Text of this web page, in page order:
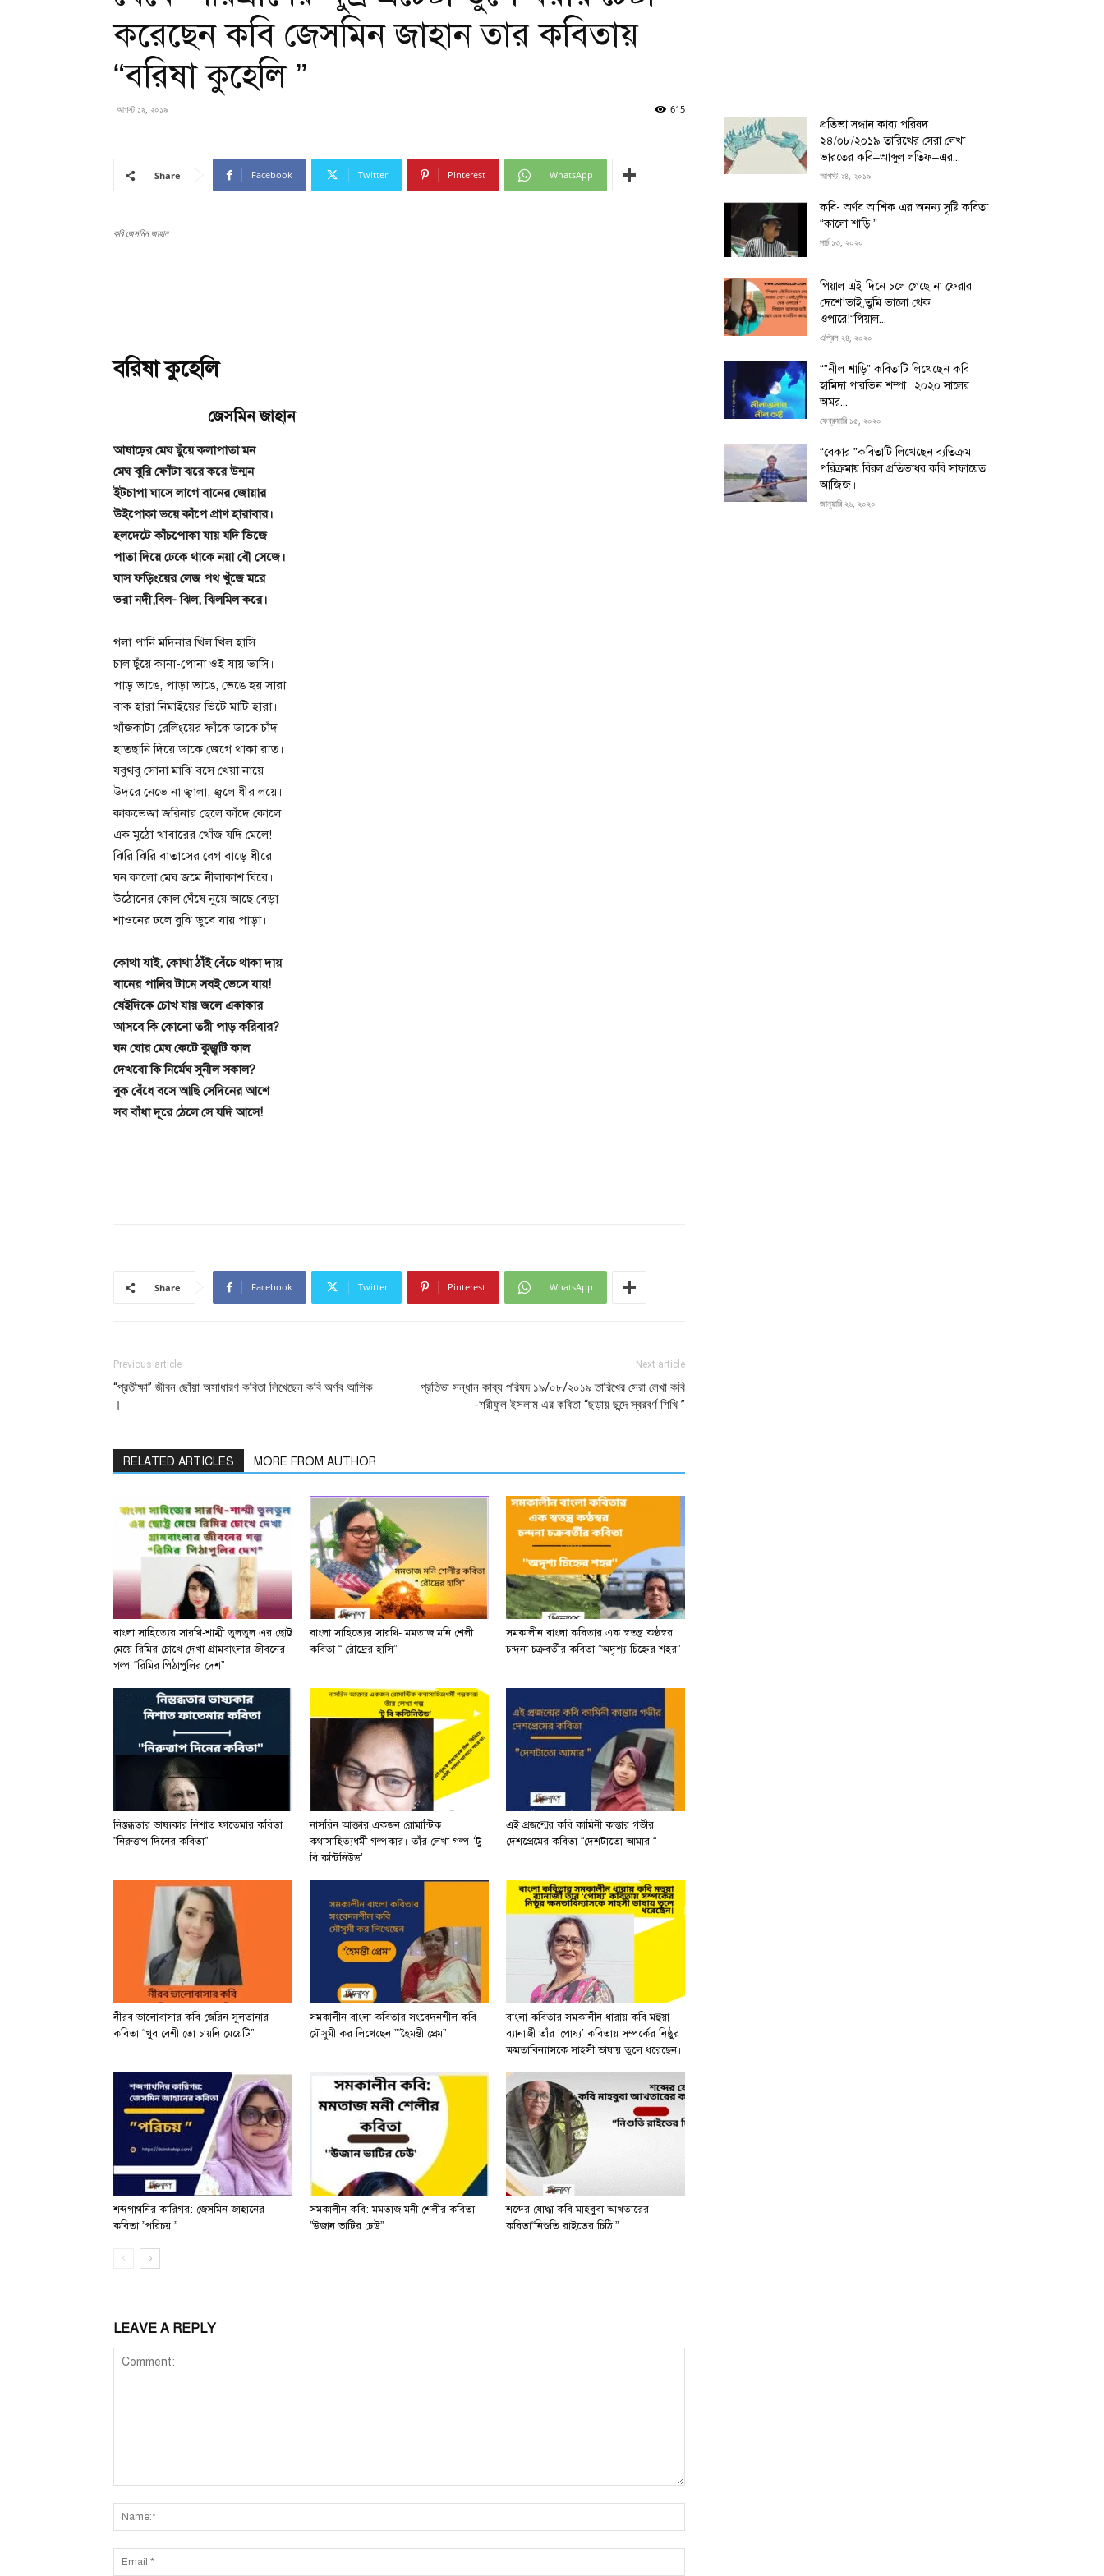
করেছেন কবি জেসমিন জাহান তার কবিতায়
“বরিষা কুহেলি ”
আগস্ট ১৯, ২০১৯ 615
Share Facebook Twitter Pinterest WhatsApp
কবি জেসমিন জাহান
বরিষা কুহেলি
জেসমিন জাহান
আষাঢ়ের মেঘ ছুঁয়ে কলাপাতা মন
মেঘ ঝুরি ফোঁটা ঝরে করে উন্মন
ইটচাপা ঘাসে লাগে বানের জোয়ার
উইপোকা ভয়ে কাঁপে প্রাণ হারাবার।
হলদেটে কাঁচপোকা যায় যদি ভিজে
পাতা দিয়ে ঢেকে থাকে নয়া বৌ সেজে।
ঘাস ফড়িংয়ের লেজ পথ খুঁজে মরে
ভরা নদী,বিল- ঝিল, ঝিলমিল করে।
গলা পানি মদিনার খিল খিল হাসি
চাল ছুঁয়ে কানা-পোনা ওই যায় ভাসি।
পাড় ভাঙে, পাড়া ভাঙে, ভেঙে হয় সারা
বাক হারা নিমাইয়ের ভিটে মাটি হারা।
খাঁজকাটা রেলিংয়ের ফাঁকে ডাকে চাঁদ
হাতছানি দিয়ে ডাকে জেগে থাকা রাত।
যবুথবু সোনা মাঝি বসে খেয়া নায়ে
উদরে নেভে না জ্বালা, জ্বলে ধীর লয়ে।
কাকভেজা জরিনার ছেলে কাঁদে কোলে
এক মুঠো খাবারের খোঁজ যদি মেলে!
ঝিরি ঝিরি বাতাসের বেগ বাড়ে ধীরে
ঘন কালো মেঘ জমে নীলাকাশ ঘিরে।
উঠোনের কোল ঘেঁষে নুয়ে আছে বেড়া
শাওনের ঢলে বুঝি ডুবে যায় পাড়া।
কোথা যাই, কোথা ঠাঁই বেঁচে থাকা দায়
বানের পানির টানে সবই ভেসে যায়!
যেইদিকে চোখ যায় জলে একাকার
আসবে কি কোনো তরী পাড় করিবার?
ঘন ঘোর মেঘ কেটে কুজ্ঝটি কাল
দেখবো কি নির্মেঘ সুনীল সকাল?
বুক বেঁধে বসে আছি সেদিনের আশে
সব বাঁধা দূরে ঠেলে সে যদি আসে!
Share Facebook Twitter Pinterest WhatsApp
Previous article
“প্রতীক্ষা” জীবন ছোঁয়া অসাধারণ কবিতা লিখেছেন কবি অর্ণব আশিক
।
Next article
প্রতিভা সন্ধান কাব্য পরিষদ ১৯/০৮/২০১৯ তারিখের সেরা লেখা কবি
-শরীফুল ইসলাম এর কবিতা “ছড়ায় ছন্দে স্বরবর্ণ শিখি ”
RELATED ARTICLES MORE FROM AUTHOR
বাংলা সাহিত্যের সারথি-শাম্মী তুলতুল এর ছোট্ট
মেয়ে রিমির চোখে দেখা গ্রামবাংলার জীবনের
গল্প “রিমির পিঠাপুলির দেশ”
বাংলা সাহিত্যের সারথি- মমতাজ মনি শেলী
কবিতা “ রৌদ্রের হাসি”
সমকালীন বাংলা কবিতার এক স্বতন্ত্র কণ্ঠস্বর
চন্দনা চক্রবর্তীর কবিতা ”অদৃশ্য চিহ্নের শহর”
নিস্তব্ধতার ভাষ্যকার নিশাত ফাতেমার কবিতা
”নিরুত্তাপ দিনের কবিতা”
নাসরিন আক্তার একজন রোমান্টিক
কথাসাহিত্যধর্মী গল্পকার। তাঁর লেখা গল্প ‘টু
বি কন্টিনিউড’
এই প্রজন্মের কবি কামিনী কান্তার গভীর
দেশপ্রেমের কবিতা “দেশটাতো আমার “
নীরব ভালোবাসার কবি জেরিন সুলতানার
কবিতা “খুব বেশী তো চায়নি মেয়েটি”
সমকালীন বাংলা কবিতার সংবেদনশীল কবি
মৌসুমী কর লিখেছেন ”“হৈমন্তী প্রেম”
বাংলা কবিতার সমকালীন ধারায় কবি মহুয়া
ব্যানার্জী তাঁর ‘পোষ্য’ কবিতায় সম্পর্কের নিষ্ঠুর
ক্ষমতাবিন্যাসকে সাহসী ভাষায় তুলে ধরেছেন।
শব্দগাথনির কারিগর: জেসমিন জাহানের
কবিতা ”পরিচয় ”
সমকালীন কবি: মমতাজ মনী শেলীর কবিতা
”উজান ভাটির ঢেউ”
শব্দের যোদ্ধা-কবি মাহবুবা আখতারের
কবিতা“নিশুতি রাইতের চিঠি’”
LEAVE A REPLY
প্রতিভা সন্ধান কাব্য পরিষদ
২৪/০৮/২০১৯ তারিখের সেরা লেখা
ভারতের কবি–আব্দুল লতিফ–এর...
আগস্ট ২৪, ২০১৯
কবি- অর্ণব আশিক এর অনন্য সৃষ্টি কবিতা
“কালো শাড়ি ”
মার্চ ১৩, ২০২০
পিয়াল এই দিনে চলে গেছে না ফেরার
দেশে!ভাই,তুমি ভালো থেক
ওপারে!“পিয়াল...
এপ্রিল ২৪, ২০২০
“”নীল শাড়ি” কবিতাটি লিখেছেন কবি
হামিদা পারভিন শম্পা ।২০২০ সালের
অমর...
ফেব্রুয়ারি ১৫, ২০২০
“বেকার ”কবিতাটি লিখেছেন ব্যতিক্রম
পরিক্রমায় বিরল প্রতিভাধর কবি সাফায়েত
আজিজ।
জানুয়ারি ২৬, ২০২০